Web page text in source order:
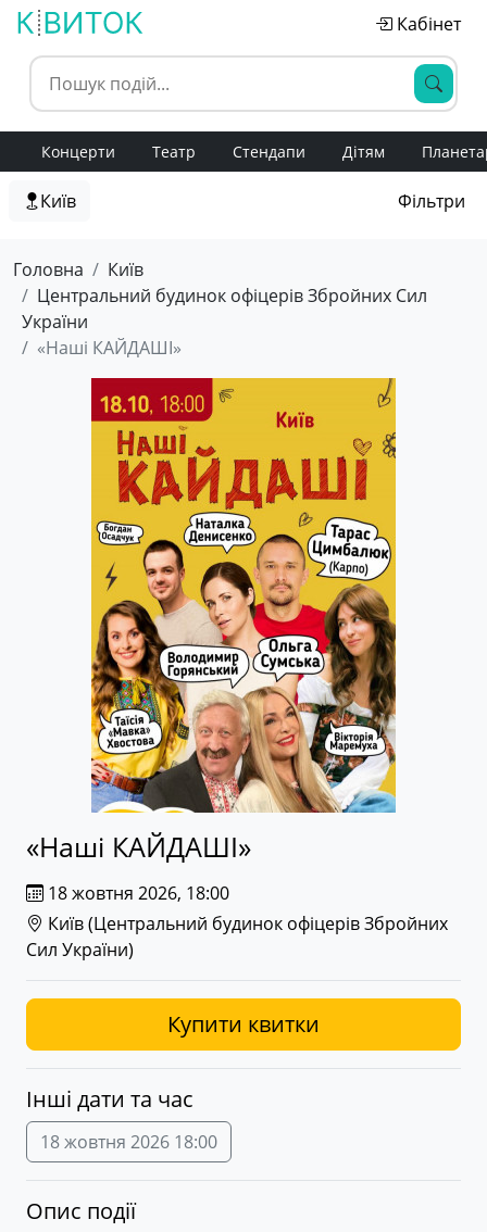
Кабінет
Концерти Театр Стендапи Дітям
Київ Фільтри
Головна
Київ
Центральний будинок офіцерів Збройних Сил
України
«Наші КАЙДАШІ»
«Наші КАЙДАШІ»
18 жовтня 2026, 18:00
Київ (Центральний будинок офіцерів Збройних
Сил України)
Купити квитки
Інші дати та час
18 жовтня 2026 18:00
Опис події